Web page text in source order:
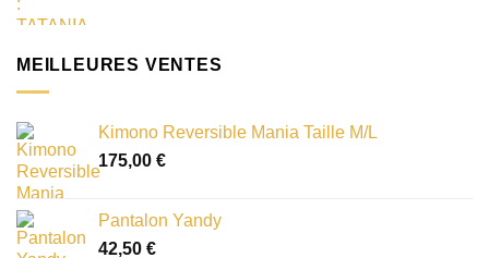
MEILLEURES VENTES
Kimono Reversible Mania Taille M/L
175,00 €
Pantalon Yandy
42,50 €